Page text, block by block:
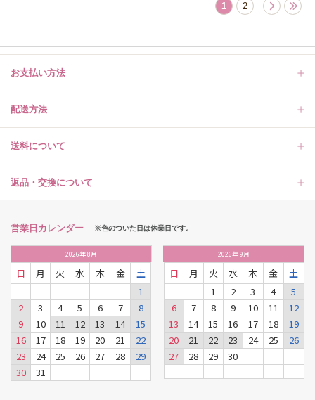
1 2
お支払い方法
配送方法
送料について
返品・交換について
営業日カレンダー ※色のついた日は休業日です。
2026年8月
日 月 火 水 木 金
土
1
2
3 4 5 6 7
8
9
10 11 12 13 14
15
16
17 18 19 20 21
22
23
24 25 26 27 28
29
30
31
2026年9月
日 月 火 水 木 金
土
1
2 3 4
5
6
7 8 9 10 11
12
13
14 15 16 17 18
19
20
21 22 23 24 25
26
27
28 29 30